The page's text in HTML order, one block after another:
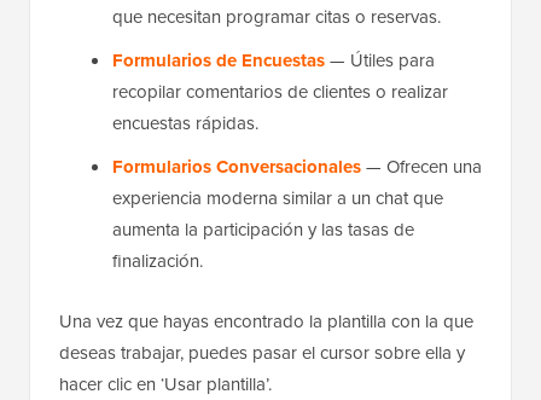
que necesitan programar citas o reservas.
Formularios de Encuestas— Útiles para
recopilar comentarios de clientes o realizar
encuestas rápidas.
Formularios Conversacionales— Ofrecen una
experiencia moderna similar a un chat que
aumenta la participación y las tasas de
finalización.
Una vez que hayas encontrado la plantilla con la que
deseas trabajar, puedes pasar el cursor sobre ella y
hacer clic en ‘Usar plantilla’.